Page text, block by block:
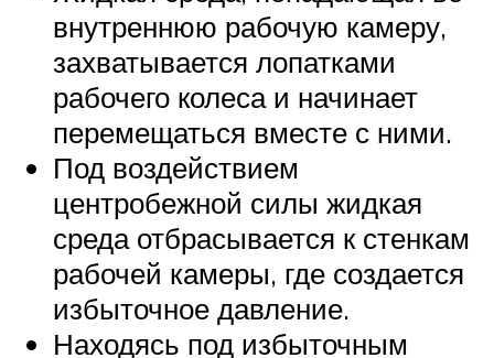
внутреннюю рабочую камеру,
захватывается лопатками
рабочего колеса и начинает
перемещаться вместе с ними.
Под воздействием
центробежной силы жидкая
среда отбрасывается к стенкам
рабочей камеры, где создается
избыточное давление.
Находясь под избыточным